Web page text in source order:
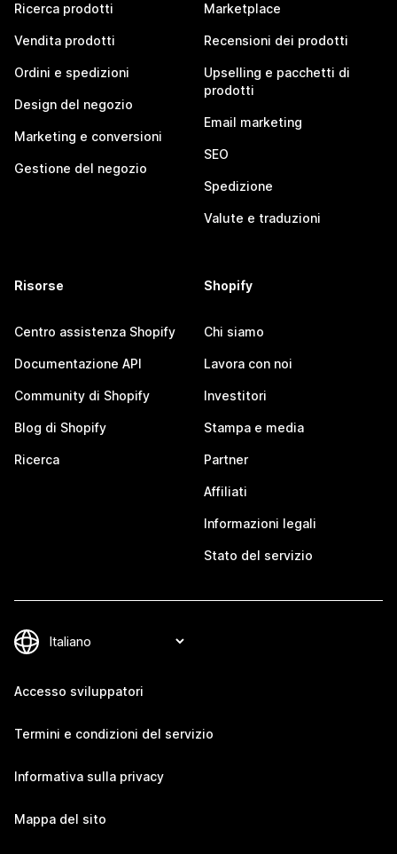
Ricerca prodotti
Vendita prodotti
Ordini e spedizioni
Design del negozio
Marketing e conversioni
Gestione del negozio
Marketplace
Recensioni dei prodotti
Upselling e pacchetti di
prodotti
Email marketing
SEO
Spedizione
Valute e traduzioni
Risorse
Centro assistenza Shopify
Documentazione API
Community di Shopify
Blog di Shopify
Ricerca
Shopify
Chi siamo
Lavora con noi
Investitori
Stampa e media
Partner
Affiliati
Informazioni legali
Stato del servizio
Accesso sviluppatori
Termini e condizioni del servizio
Informativa sulla privacy
Mappa del sito